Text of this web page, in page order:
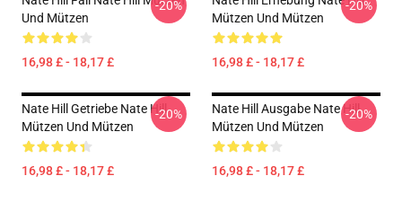
Und Mützen
16,98 £ - 18,17 £
-20%
Mützen Und Mützen
16,98 £ - 18,17 £
-20%
Nate Hill Getriebe Nate Hill
Mützen Und Mützen
16,98 £ - 18,17 £
-20%
Nate Hill Ausgabe Nate Hill
Mützen Und Mützen
16,98 £ - 18,17 £
-20%